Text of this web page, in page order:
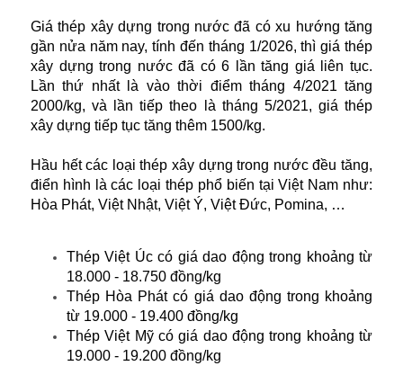
Giá thép xây dựng trong nước đã có xu hướng tăng
gần nửa năm nay, tính đến tháng 1/2026, thì giá thép
xây dựng trong nước đã có 6 lần tăng giá liên tục.
Lần thứ nhất là vào thời điểm tháng 4/2021 tăng
2000/kg, và lần tiếp theo là tháng 5/2021, giá thép
xây dựng tiếp tục tăng thêm 1500/kg.
Hầu hết các loại thép xây dựng trong nước đều tăng,
điển hình là các loại thép phổ biến tại Việt Nam như:
Hòa Phát, Việt Nhật, Việt Ý, Việt Đức, Pomina, …
Thép Việt Úc có giá dao động trong khoảng từ
18.000 - 18.750 đồng/kg
Thép Hòa Phát có giá dao động trong khoảng
từ 19.000 - 19.400 đồng/kg
Thép Việt Mỹ có giá dao động trong khoảng từ
19.000 - 19.200 đồng/kg